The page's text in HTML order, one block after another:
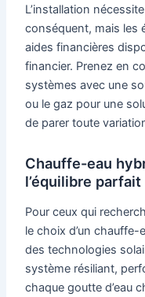
L’installation
conséquent, mais les
aides financières
financier. Prenez en
systèmes avec une
ou le gaz pour une
de parer toute
Chauffe-eau
l’équilibre parfait
Pour ceux qui
le choix d’un
des technologies
système résiliant,
chaque goutte d’eau